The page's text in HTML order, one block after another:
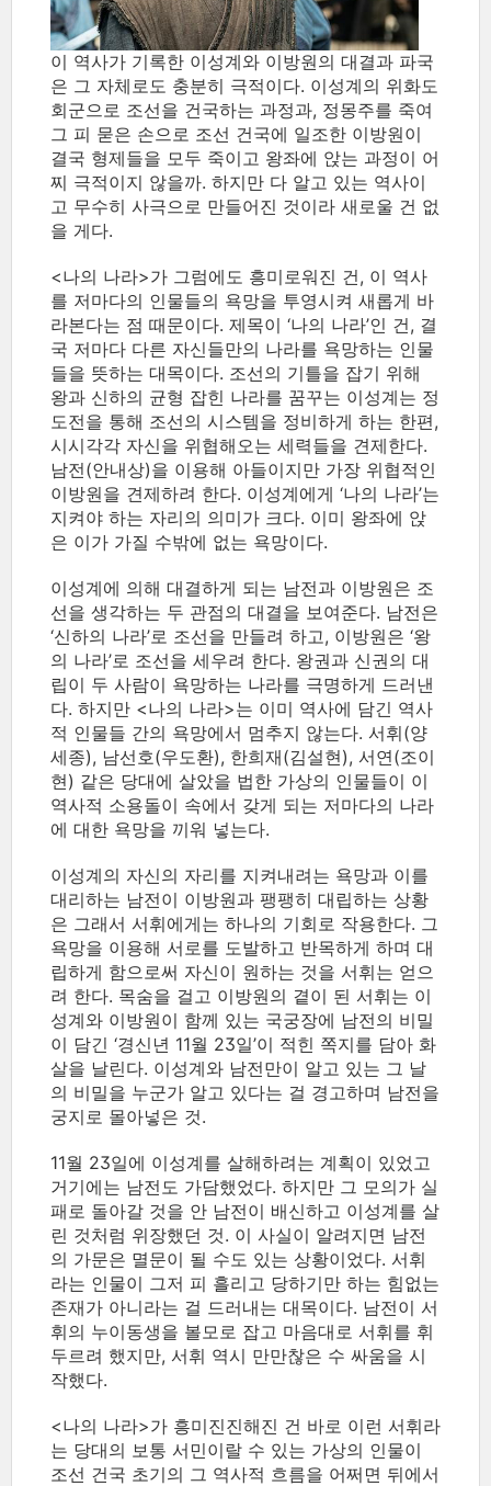
이 역사가 기록한 이성계와 이방원의 대결과 파국
은 그 자체로도 충분히 극적이다. 이성계의 위화도
회군으로 조선을 건국하는 과정과, 정몽주를 죽여
그 피 묻은 손으로 조선 건국에 일조한 이방원이
결국 형제들을 모두 죽이고 왕좌에 앉는 과정이 어
찌 극적이지 않을까. 하지만 다 알고 있는 역사이
고 무수히 사극으로 만들어진 것이라 새로울 건 없
을 게다.
<나의 나라>가 그럼에도 흥미로워진 건, 이 역사
를 저마다의 인물들의 욕망을 투영시켜 새롭게 바
라본다는 점 때문이다. 제목이 ‘나의 나라’인 건, 결
국 저마다 다른 자신들만의 나라를 욕망하는 인물
들을 뜻하는 대목이다. 조선의 기틀을 잡기 위해
왕과 신하의 균형 잡힌 나라를 꿈꾸는 이성계는 정
도전을 통해 조선의 시스템을 정비하게 하는 한편,
시시각각 자신을 위협해오는 세력들을 견제한다.
남전(안내상)을 이용해 아들이지만 가장 위협적인
이방원을 견제하려 한다. 이성계에게 ‘나의 나라’는
지켜야 하는 자리의 의미가 크다. 이미 왕좌에 앉
은 이가 가질 수밖에 없는 욕망이다.
이성계에 의해 대결하게 되는 남전과 이방원은 조
선을 생각하는 두 관점의 대결을 보여준다. 남전은
‘신하의 나라’로 조선을 만들려 하고, 이방원은 ‘왕
의 나라’로 조선을 세우려 한다. 왕권과 신권의 대
립이 두 사람이 욕망하는 나라를 극명하게 드러낸
다. 하지만 <나의 나라>는 이미 역사에 담긴 역사
적 인물들 간의 욕망에서 멈추지 않는다. 서휘(양
세종), 남선호(우도환), 한희재(김설현), 서연(조이
현) 같은 당대에 살았을 법한 가상의 인물들이 이
역사적 소용돌이 속에서 갖게 되는 저마다의 나라
에 대한 욕망을 끼워 넣는다.
이성계의 자신의 자리를 지켜내려는 욕망과 이를
대리하는 남전이 이방원과 팽팽히 대립하는 상황
은 그래서 서휘에게는 하나의 기회로 작용한다. 그
욕망을 이용해 서로를 도발하고 반목하게 하며 대
립하게 함으로써 자신이 원하는 것을 서휘는 얻으
려 한다. 목숨을 걸고 이방원의 곁이 된 서휘는 이
성계와 이방원이 함께 있는 국궁장에 남전의 비밀
이 담긴 ‘경신년 11월 23일’이 적힌 쪽지를 담아 화
살을 날린다. 이성계와 남전만이 알고 있는 그 날
의 비밀을 누군가 알고 있다는 걸 경고하며 남전을
궁지로 몰아넣은 것.
11월 23일에 이성계를 살해하려는 계획이 있었고
거기에는 남전도 가담했었다. 하지만 그 모의가 실
패로 돌아갈 것을 안 남전이 배신하고 이성계를 살
린 것처럼 위장했던 것. 이 사실이 알려지면 남전
의 가문은 멸문이 될 수도 있는 상황이었다. 서휘
라는 인물이 그저 피 흘리고 당하기만 하는 힘없는
존재가 아니라는 걸 드러내는 대목이다. 남전이 서
휘의 누이동생을 볼모로 잡고 마음대로 서휘를 휘
두르려 했지만, 서휘 역시 만만찮은 수 싸움을 시
작했다.
<나의 나라>가 흥미진진해진 건 바로 이런 서휘라
는 당대의 보통 서민이랄 수 있는 가상의 인물이
조선 건국 초기의 그 역사적 흐름을 어쩌면 뒤에서